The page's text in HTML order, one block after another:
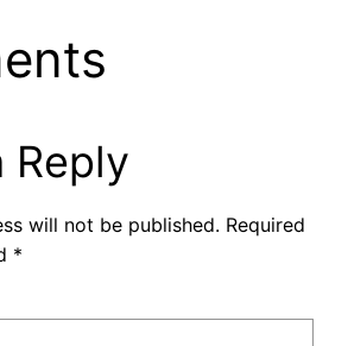
Reply
will not be published. Required
*